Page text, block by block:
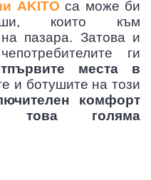
AKITO са може би
които към
пазара. Затова и
ги
места в
и ботушите на този
комфорт
това голяма